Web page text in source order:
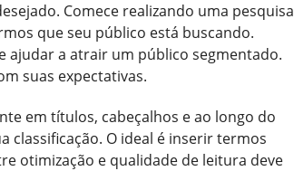
Comece realizando uma pesquisa
que seu público está buscando.
ajudar a atrair um público segmentado.
suas expectativas.
em títulos, cabeçalhos e ao longo do
classificação. O ideal é inserir termos
otimização e qualidade de leitura deve